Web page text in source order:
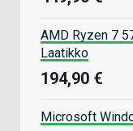
AMD Ryzen 7
Laatikko
194,90 €
Microsoft